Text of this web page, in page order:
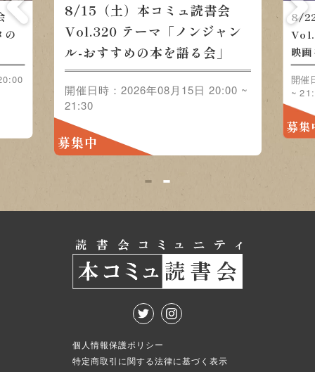
の
8/15（土）本コミュ読書会
Vol.320 テーマ「ノンジャン
ル-おすすめの本を語る会」
開催日時：2026年08月15日 20:00 ~
21:30
募集中
8/
映
開催
~
募集
1 2
個人情報保護ポリシー
特定商取引に関する法律に基づく表示